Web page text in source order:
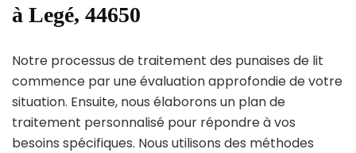
à Legé, 44650
Notre processus de traitement des punaises de lit
commence par une évaluation approfondie de votre
situation. Ensuite, nous élaborons un plan de
traitement personnalisé pour répondre à vos
besoins spécifiques. Nous utilisons des méthodes